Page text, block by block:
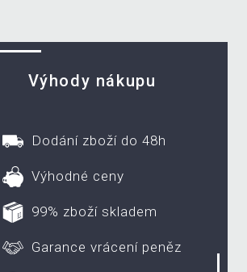
Výhody nákupu
Dodání zboží do 48h
Výhodné ceny
99% zboží skladem
Garance vrácení peněz